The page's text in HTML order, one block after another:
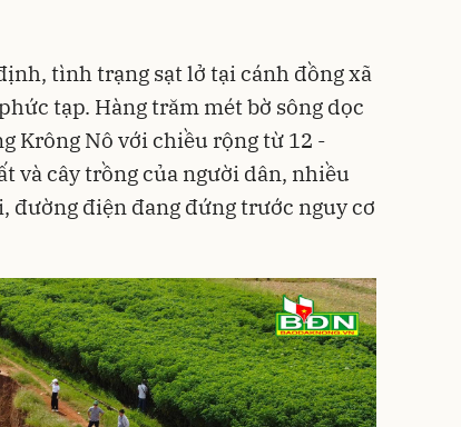
tình trạng sạt lở tại cánh đồng xã
tạp. Hàng trăm mét bờ sông dọc
Krông Nô với chiều rộng từ 12 -
và cây trồng của người dân, nhiều
đường điện đang đứng trước nguy cơ